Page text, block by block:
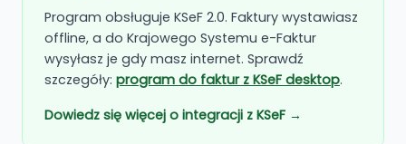
Program obsługuje KSeF 2.0. Faktury wystawiasz
offline, a do Krajowego Systemu e-Faktur
wysyłasz je gdy masz internet. Sprawdź
szczegóły: program do faktur z KSeF desktop.
Dowiedz się więcej o integracji z KSeF →